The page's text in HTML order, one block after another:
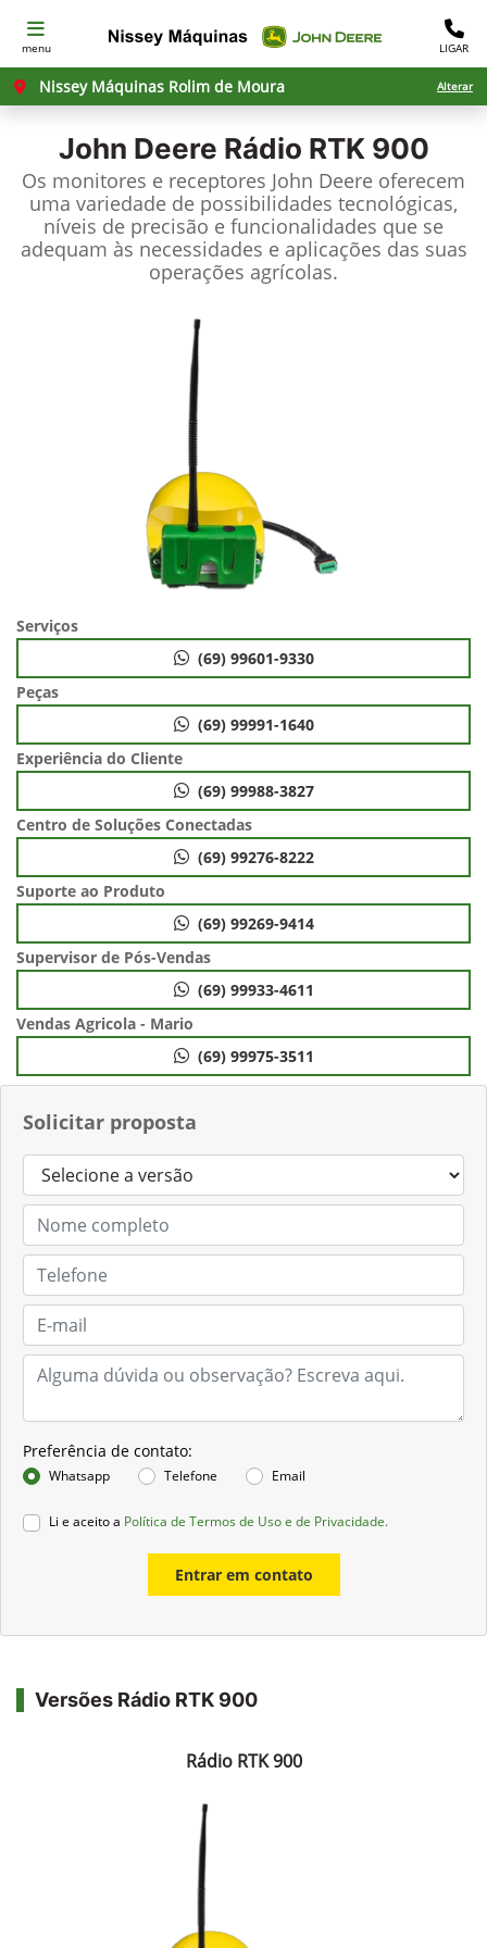
menu LIGAR
Nissey Máquinas Rolim de Moura Alterar
John Deere Rádio RTK 900
Os monitores e receptores John Deere oferecem
uma variedade de possibilidades tecnológicas,
níveis de precisão e funcionalidades que se
adequam às necessidades e aplicações das suas
operações agrícolas.
Solicitar proposta
Preferência de contato:
Whatsapp Telefone Email
Li e aceito a Política de Termos de Uso e de Privacidade.
Entrar em contato
Serviços
(69) 99601-9330
Peças
(69) 99991-1640
Experiência do Cliente
(69) 99988-3827
Centro de Soluções Conectadas
(69) 99276-8222
Suporte ao Produto
(69) 99269-9414
Supervisor de Pós-Vendas
(69) 99933-4611
Vendas Agricola - Mario
(69) 99975-3511
Versões Rádio RTK 900
Rádio RTK 900